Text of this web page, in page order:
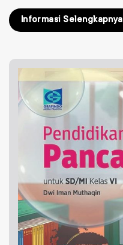
Informasi Selengkapnya